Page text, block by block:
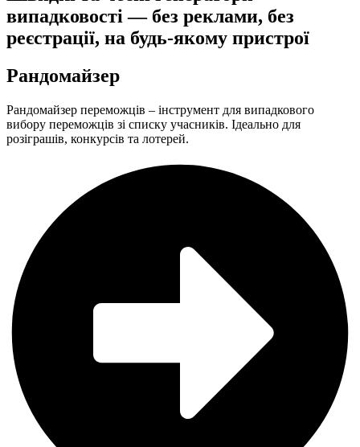
випадковості — без реклами, без
реєстрації, на будь-якому пристрої
Рандомайзер
Рандомайзер переможців – інструмент для випадкового
вибору переможців зі списку учасників. Ідеально для
розіграшів, конкурсів та лотерей.